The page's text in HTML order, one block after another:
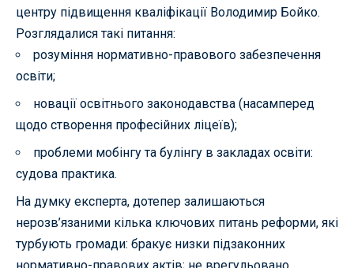
центру підвищення кваліфікації Володимир Бойко.
Розглядалися такі питання:
розуміння нормативно-правового забезпечення
освіти;
новації освітнього законодавства (насамперед
щодо створення професійних ліцеїв);
проблеми мобінгу та булінгу в закладах освіти:
судова практика.
На думку експерта, дотепер залишаються
нерозв’язаними кілька ключових питань реформи, які
турбують громади: бракує низки підзаконних